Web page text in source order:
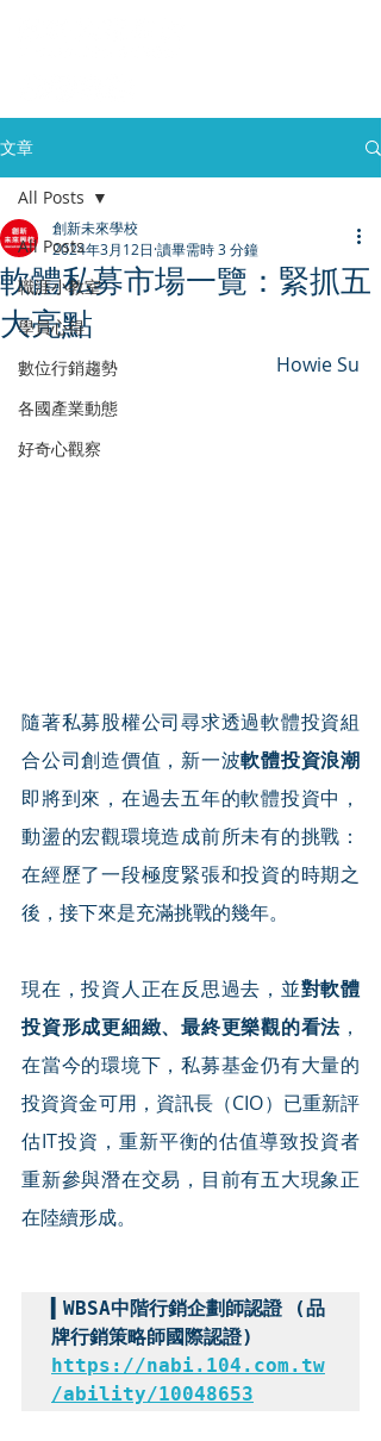
文章
All Posts
職涯小教室
學員心得
數位行銷趨勢
各國產業動態
好奇心觀察
All Posts
軟體私募市場一覽：緊抓五
大亮點
創新未來學校
2024年3月12日 讀畢需時 3 分鐘
Howie Su
隨著私募股權公司尋求透過軟體投資組
合公司創造價值，新一波軟體投資浪潮
即將到來，在過去五年的軟體投資中，
動盪的宏觀環境造成前所未有的挑戰：
在經歷了一段極度緊張和投資的時期之
後，接下來是充滿挑戰的幾年。
現在，投資人正在反思過去，並對軟體
投資形成更細緻、最終更樂觀的看法 ，
在當今的環境下，私募基金仍有大量的
投資資金可用，資訊長（CIO）已重新評
估IT投資，重新平衡的估值導致投資者
重新參與潛在交易，目前有五大現象正
在陸續形成。
▍WBSA中階行銷企劃師認證 (品
https://nabi.104.com.tw
/ability/10048653